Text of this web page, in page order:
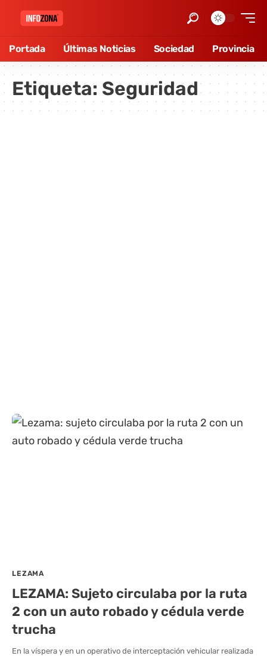
Portada Últimas Noticias Sociedad Provincia
Etiqueta: Seguridad
LEZAMA
LEZAMA: Sujeto circulaba por la ruta
2 con un auto robado y cédula verde
trucha
En la víspera y en un operativo de interceptación vehicular realizada